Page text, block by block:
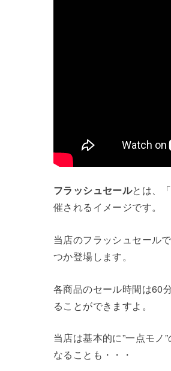
フラッシュセールとは、
催されるイメージです。
当店のフラッシュセール
つか登場します。
各商品のセール時間は60
ることができますよ。
当店は基本的に”一点モノ
なることも・・・